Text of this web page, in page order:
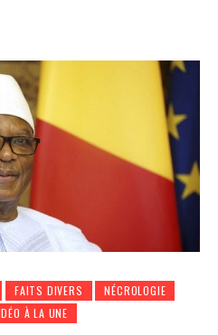
FAITS DIVERS
NÉCROLOGIE
À LA UNE